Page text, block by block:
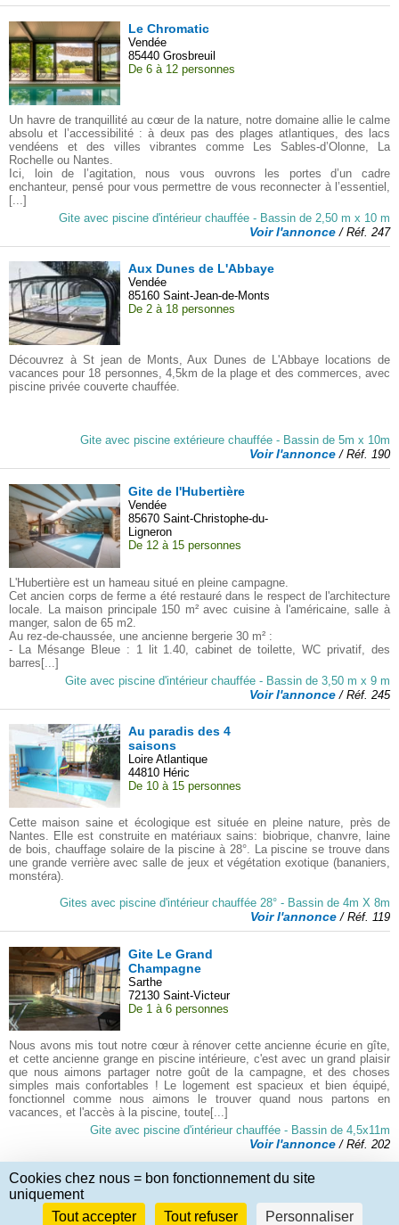
Le Chromatic
Vendée
85440 Grosbreuil
De 6 à 12 personnes
Un havre de tranquillité au cœur de la nature, notre domaine allie le calme
absolu et l’accessibilité : à deux pas des plages atlantiques, des lacs
vendéens et des villes vibrantes comme Les Sables-d’Olonne, La
Rochelle ou Nantes.
Ici, loin de l’agitation, nous vous ouvrons les portes d’un cadre
enchanteur, pensé pour vous permettre de vous reconnecter à l’essentiel,
[...]
Gite avec piscine d'intérieur chauffée - Bassin de 2,50 m x 10 m
Voir l'annonce / Réf. 247
Aux Dunes de L'Abbaye
Vendée
85160 Saint-Jean-de-Monts
De 2 à 18 personnes
Découvrez à St jean de Monts, Aux Dunes de L'Abbaye locations de
vacances pour 18 personnes, 4,5km de la plage et des commerces, avec
piscine privée couverte chauffée.
Gite avec piscine extérieure chauffée - Bassin de 5m x 10m
Voir l'annonce / Réf. 190
Gite de l'Hubertière
Vendée
85670 Saint-Christophe-du-
Ligneron
De 12 à 15 personnes
L'Hubertière est un hameau situé en pleine campagne.
Cet ancien corps de ferme a été restauré dans le respect de l'architecture
locale. La maison principale 150 m² avec cuisine à l'américaine, salle à
manger, salon de 65 m2.
Au rez-de-chaussée, une ancienne bergerie 30 m² :
- La Mésange Bleue : 1 lit 1.40, cabinet de toilette, WC privatif, des
barres[...]
Gite avec piscine d'intérieur chauffée - Bassin de 3,50 m x 9 m
Voir l'annonce / Réf. 245
Au paradis des 4
saisons
Loire Atlantique
44810 Héric
De 10 à 15 personnes
Cette maison saine et écologique est située en pleine nature, près de
Nantes. Elle est construite en matériaux sains: biobrique, chanvre, laine
de bois, chauffage solaire de la piscine à 28°. La piscine se trouve dans
une grande verrière avec salle de jeux et végétation exotique (bananiers,
monstéra).
Gites avec piscine d'intérieur chauffée 28° - Bassin de 4m X 8m
Voir l'annonce / Réf. 119
Gite Le Grand
Champagne
Sarthe
72130 Saint-Victeur
De 1 à 6 personnes
Nous avons mis tout notre cœur à rénover cette ancienne écurie en gîte,
et cette ancienne grange en piscine intérieure, c'est avec un grand plaisir
que nous aimons partager notre goût de la campagne, et des choses
simples mais confortables ! Le logement est spacieux et bien équipé,
fonctionnel comme nous aimons le trouver quand nous partons en
vacances, et l'accès à la piscine, toute[...]
Gite avec piscine d'intérieur chauffée - Bassin de 4,5x11m
Voir l'annonce / Réf. 202
© Vacances-avec-Piscine.com
Politique de Confidentialité
Gestion des cookies
Cookies chez nous = bon fonctionnement du site
uniquement
Tout accepter
Tout refuser Personnaliser